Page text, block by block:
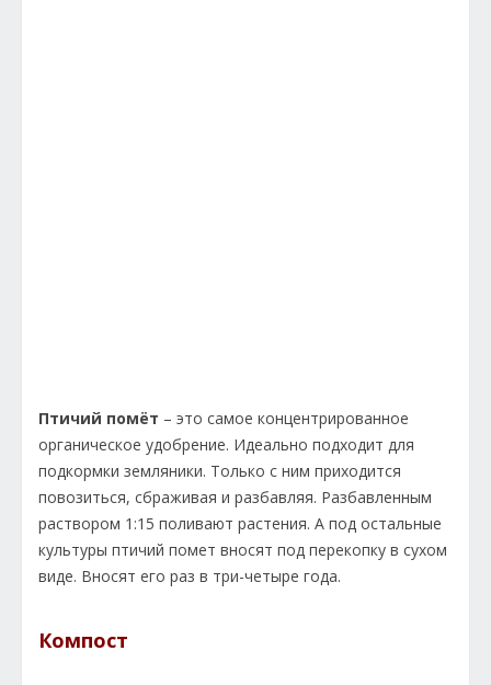
Птичий помёт – это самое концентрированное
органическое удобрение. Идеально подходит для
подкормки земляники. Только с ним приходится
повозиться, сбраживая и разбавляя. Разбавленным
раствором 1:15 поливают растения. А под остальные
культуры птичий помет вносят под перекопку в сухом
виде. Вносят его раз в три-четыре года.
Компост